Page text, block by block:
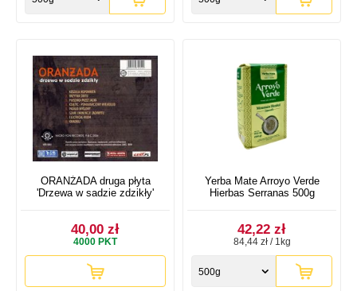
ORANŻADA druga płyta
'Drzewa w sadzie zdzikły'
40,00 zł
4000 PKT
Yerba Mate Arroyo Verde
Hierbas Serranas 500g
42,22 zł
84,44 zł / 1kg
500g